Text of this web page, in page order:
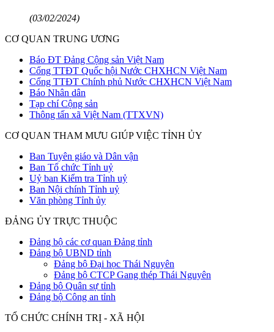
(03/02/2024)
CƠ QUAN TRUNG ƯƠNG
Báo ĐT Đảng Cộng sản Việt Nam
Cổng TTĐT Quốc hội Nước CHXHCN Việt Nam
Cổng TTĐT Chính phủ Nước CHXHCN Việt Nam
Báo Nhân dân
Tạp chí Cộng sản
Thông tấn xã Việt Nam (TTXVN)
CƠ QUAN THAM MƯU GIÚP VIỆC TỈNH ỦY
Ban Tuyên giáo và Dân vận
Ban Tổ chức Tỉnh uỷ
Uỷ ban Kiểm tra Tỉnh uỷ
Ban Nội chính Tỉnh uỷ
Văn phòng Tỉnh ủy
ĐẢNG ỦY TRỰC THUỘC
Đảng bộ các cơ quan Đảng tỉnh
Đảng bộ UBND tỉnh
Đảng bộ Đại học Thái Nguyên
Đảng bộ CTCP Gang thép Thái Nguyên
Đảng bộ Quân sự tỉnh
Đảng bộ Công an tỉnh
TỔ CHỨC CHÍNH TRỊ - XÃ HỘI